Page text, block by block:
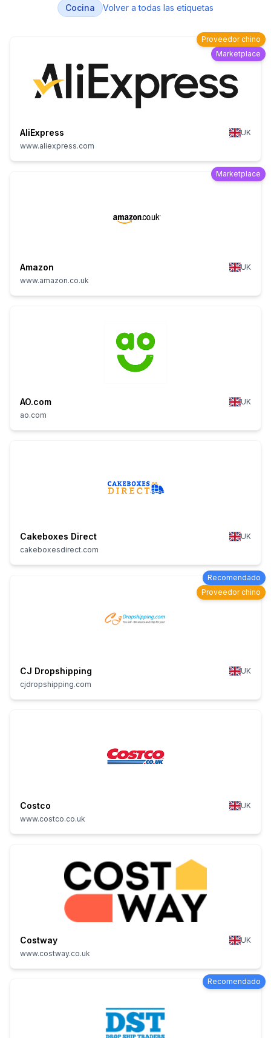
Cocina Volver a todas las etiquetas
Proveedor chino
Marketplace
AliExpress
UK
www.aliexpress.com
Marketplace
Amazon
UK
www.amazon.co.uk
AO.com
UK
ao.com
Cakeboxes Direct
UK
cakeboxesdirect.com
Recomendado
Proveedor chino
CJ Dropshipping
UK
cjdropshipping.com
Costco
UK
www.costco.co.uk
Costway
UK
www.costway.co.uk
Recomendado